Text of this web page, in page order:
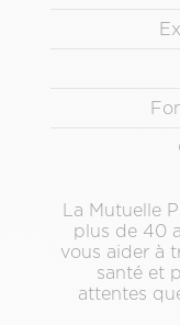
La Mutuelle
plus de 40
vous aider à
santé et
attentes